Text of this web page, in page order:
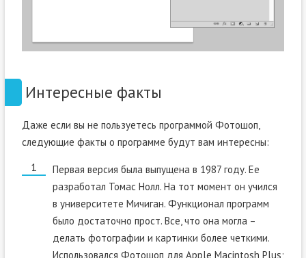
Интересные факты
Даже если вы не пользуетесь программой Фотошоп,
следующие факты о программе будут вам интересны:
Первая версия была выпущена в 1987 году. Ее
разработал Томас Нолл. На тот момент он учился
в университете Мичиган. Функционал программ
было достаточно прост. Все, что она могла –
делать фотографии и картинки более четкими.
Использовался Фотошоп для Apple Macintosh Plus;